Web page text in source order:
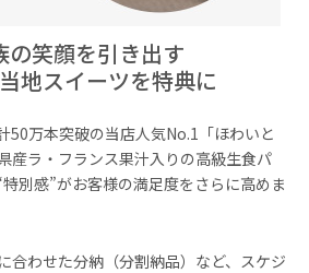
の笑顔を引き出す
地スイーツを特典に
50万本突破の当店人気No.1「ほわいと
産ラ・フランス果汁入りの高級生食パ
別感”がお客様の満足度をさらに高めま
合わせた分納（分割納品）など、スケジ